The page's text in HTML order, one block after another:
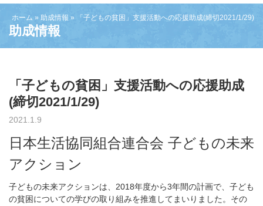
ホーム » 助成情報 » 「子どもの貧困」支援活動への応援助成(締切2021/1/29)
助成情報
「子どもの貧困」支援活動への応援助成
(締切2021/1/29)
2021.1.9
日本生活協同組合連合会 子どもの未来
アクション
子どもの未来アクションは、2018年度から3年間の計画で、子ども
の貧困についての学びの取り組みを推進してまいりました。その